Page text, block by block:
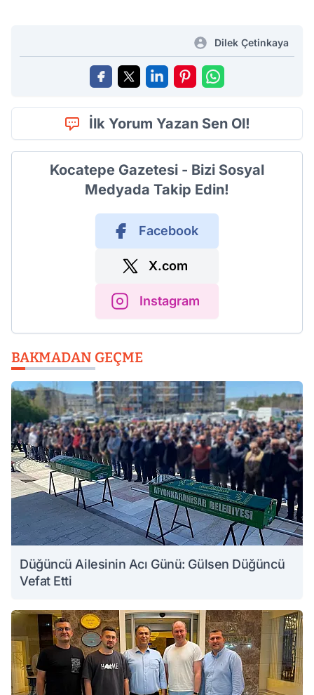
Dilek Çetinkaya
İlk Yorum Yazan Sen Ol!
Kocatepe Gazetesi - Bizi Sosyal
Medyada Takip Edin!
Facebook
X.com
Instagram
BAKMADAN GEÇME
Düğüncü Ailesinin Acı Günü: Gülsen Düğüncü
Vefat Etti